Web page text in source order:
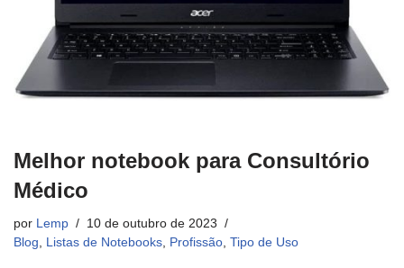
Melhor notebook para Consultório
Médico
por Lemp
10 de outubro de 2023
Blog, Listas de Notebooks, Profissão, Tipo de Uso